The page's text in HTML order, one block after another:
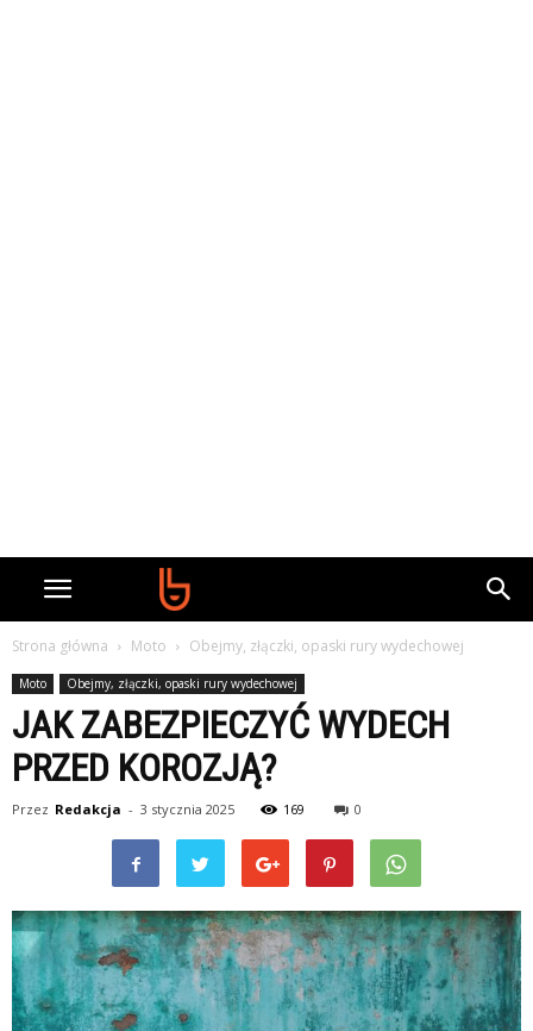
Strona główna Moto Obejmy, złączki, opaski rury wydechowej
Moto Obejmy, złączki, opaski rury wydechowej
JAK ZABEZPIECZYĆ WYDECH
PRZED KOROZJĄ?
Przez Redakcja - 3 stycznia 2025 169 0